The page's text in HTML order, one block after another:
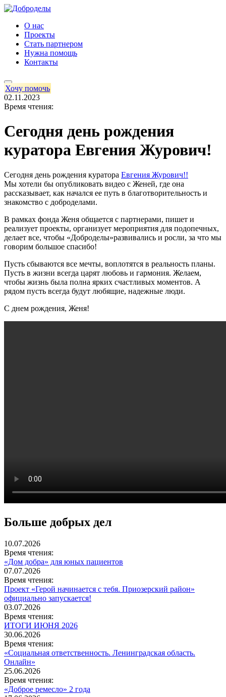
О нас
Проекты
Стать партнером
Нужна помощь
Контакты
Хочу помочь
02.11.2023
Время чтения:
Сегодня день рождения
куратора Евгения Журович!
Сегодня день рождения куратора Евгения Журович!!
Мы хотели бы опубликовать видео с Женей, где она
рассказывает, как начался ее путь в благотворительность и
знакомство с доброделами.
В рамках фонда Женя общается с партнерами, пишет и
реализует проекты, организует мероприятия для подопечных,
делает все, чтобы «Доброделы»развивались и росли, за что мы
говорим большое спасибо!
Пусть сбываются все мечты, воплотятся в реальность планы.
Пусть в жизни всегда царят любовь и гармония. Желаем,
чтобы жизнь была полна ярких счастливых моментов. А
рядом пусть всегда будут любящие, надежные люди.
С днем рождения, Женя!
Больше добрых дел
10.07.2026
Время чтения:
«Дом добра» для юных пациентов
07.07.2026
Время чтения:
Проект «Герой начинается с тебя. Приозерский район»
официально запускается!
03.07.2026
Время чтения:
ИТОГИ ИЮНЯ 2026
30.06.2026
Время чтения:
«Социальная ответственность. Ленинградская область.
Онлайн»
25.06.2026
Время чтения:
«Доброе ремесло» 2 года